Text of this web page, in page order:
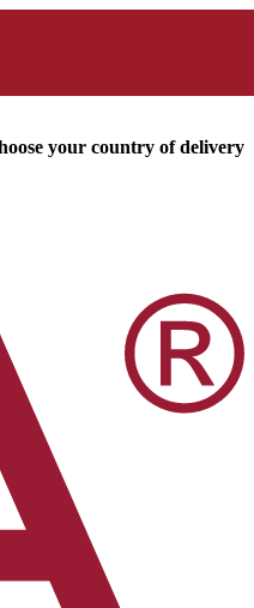
your country of delivery